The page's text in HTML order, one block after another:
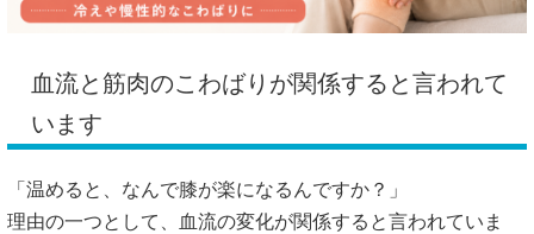
血流と筋肉のこわばりが関係すると言われて
います
「温めると、なんで膝が楽になるんですか？」
理由の一つとして、血流の変化が関係すると言われていま